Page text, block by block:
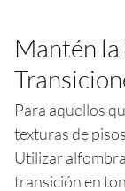
Mantén
Para aquellos
texturas de
Utilizar
transición en